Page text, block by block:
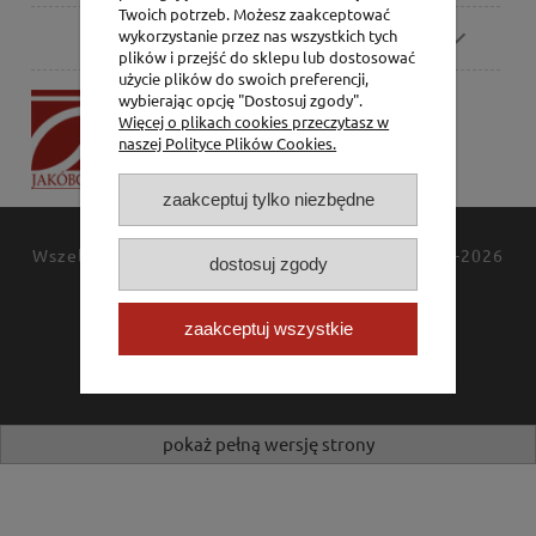
Pomoc
P.H. Jakóbczak
Dorota Jakóbczak
Bialska 2/4,
42-202 Częstochowa
Wszelkie prawa zastrzeżone JAKÓBCZAK
© 1994-2026
pokaż pełną wersję strony
Twoich potrzeb. Możesz zaakceptować
wykorzystanie przez nas wszystkich tych
plików i przejść do sklepu lub dostosować
użycie plików do swoich preferencji,
wybierając opcję "Dostosuj zgody".
Więcej o plikach cookies przeczytasz w
naszej Polityce Plików Cookies.
zaakceptuj tylko niezbędne
dostosuj zgody
zaakceptuj wszystkie